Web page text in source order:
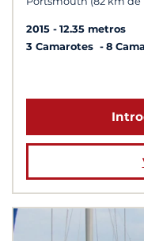
2015
12.35 metros
3 Camarotes
8